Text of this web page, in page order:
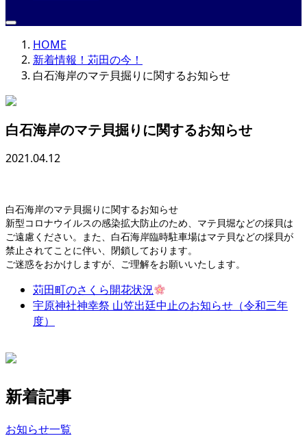
HOME
新着情報！苅田の今！
白石海岸のマテ貝掘りに関するお知らせ
白石海岸のマテ貝掘りに関するお知らせ
2021.04.12
白石海岸のマテ貝掘りに関するお知らせ
新型コロナウイルスの感染拡大防止のため、マテ貝堀などの採貝は
ご遠慮ください。また、白石海岸臨時駐車場はマテ貝などの採貝が
禁止されてことに伴い、閉鎖しております。
ご迷惑をおかけしますが、ご理解をお願いいたします。
苅田町のさくら開花状況
宇原神社神幸祭 山笠出廷中止のお知らせ（令和三年
度）
新着記事
お知らせ一覧